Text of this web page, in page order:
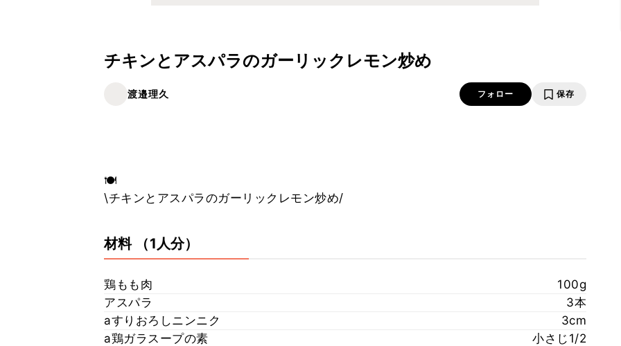
チキンとアスパラのガーリックレモン炒め
渡邉理久 フォロー 保存
🍽
材料 （1人分）
鶏もも肉
100g
アスパラ
3本
aすりおろしニンニク
3cm
a鶏ガラスープの素
小さじ1/2